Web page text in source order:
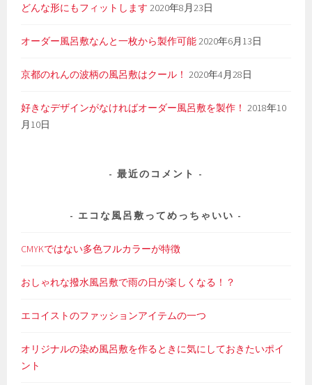
どんな形にもフィットします 2020年8月23日
オーダー風呂敷なんと一枚から製作可能2020年6月13日
京都のれんの波柄の風呂敷はクール！ 2020年4月28日
好きなデザインがなければオーダー風呂敷を製作！ 2018年10
月10日
最近のコメント
エコな風呂敷ってめっちゃいい
CMYKではない多色フルカラーが特徴
おしゃれな撥水風呂敷で雨の日が楽しくなる！？
エコイストのファッションアイテムの一つ
オリジナルの染め風呂敷を作るときに気にしておきたいポイ
ント